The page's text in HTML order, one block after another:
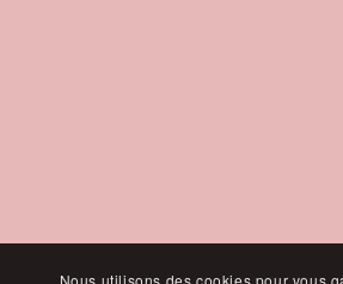
Nous utilisons des cookies pour vous